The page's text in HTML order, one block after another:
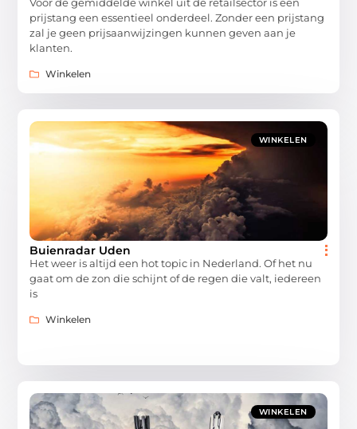
prijstang een essentieel onderdeel. Zonder een prijstang
zal je geen prijsaanwijzingen kunnen geven aan je
klanten.
Winkelen
WINKELEN
Buienradar Uden
Het weer is altijd een hot topic in Nederland. Of het nu
gaat om de zon die schijnt of de regen die valt, iedereen
is
Winkelen
WINKELEN